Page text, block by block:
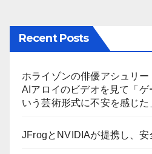
Recent Posts
ホライゾンの俳優アシュリ
AIアロイのビデオを見て「ゲ
いう芸術形式に不安を感じた
JFrogとNVIDIAが提携し、